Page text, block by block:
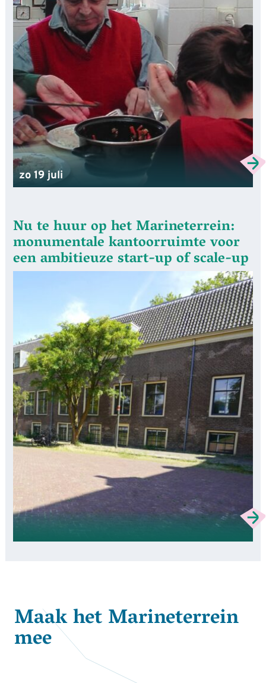
zo 19 juli
Nu te huur op het Marineterrein:
monumentale kantoorruimte voor
een ambitieuze start-up of scale-up
Maak het Marineterrein
mee